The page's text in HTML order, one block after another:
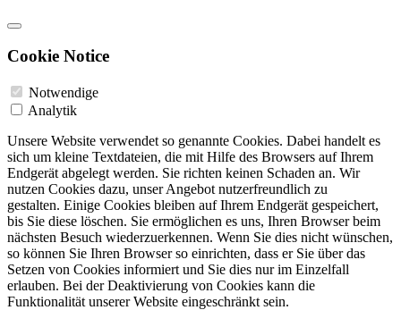
Cookie Notice
Notwendige
Analytik
Unsere Website verwendet so genannte Cookies. Dabei handelt es
sich um kleine Textdateien, die mit Hilfe des Browsers auf Ihrem
Endgerät abgelegt werden. Sie richten keinen Schaden an. Wir
nutzen Cookies dazu, unser Angebot nutzerfreundlich zu
gestalten. Einige Cookies bleiben auf Ihrem Endgerät gespeichert,
bis Sie diese löschen. Sie ermöglichen es uns, Ihren Browser beim
nächsten Besuch wiederzuerkennen. Wenn Sie dies nicht wünschen,
so können Sie Ihren Browser so einrichten, dass er Sie über das
Setzen von Cookies informiert und Sie dies nur im Einzelfall
erlauben. Bei der Deaktivierung von Cookies kann die
Funktionalität unserer Website eingeschränkt sein.